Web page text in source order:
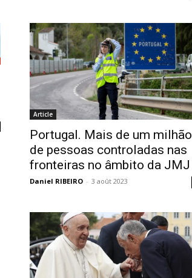
Article
Portugal. Mais de um milhão
de pessoas controladas nas
fronteiras no âmbito da JMJ
Daniel RIBEIRO - 3 août 2023